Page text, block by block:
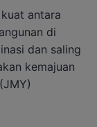
antara
di
dan saling
kemajuan